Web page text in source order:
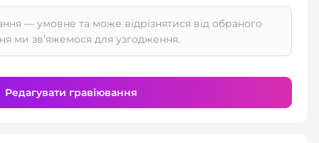
— умовне та може відрізнятися від обраного
ми зв’яжемося для узгодження.
Редагувати гравіювання